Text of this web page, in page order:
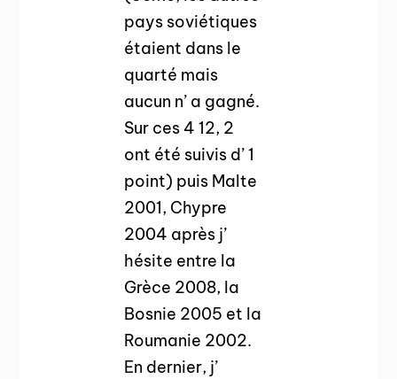
pays soviétiques
étaient dans le
quarté mais
aucun n’ a gagné.
Sur ces 4 12, 2
ont été suivis d’ 1
point) puis Malte
2001, Chypre
2004 après j’
hésite entre la
Grèce 2008, la
Bosnie 2005 et la
Roumanie 2002.
En dernier, j’